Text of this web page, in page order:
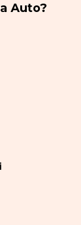
Auto?